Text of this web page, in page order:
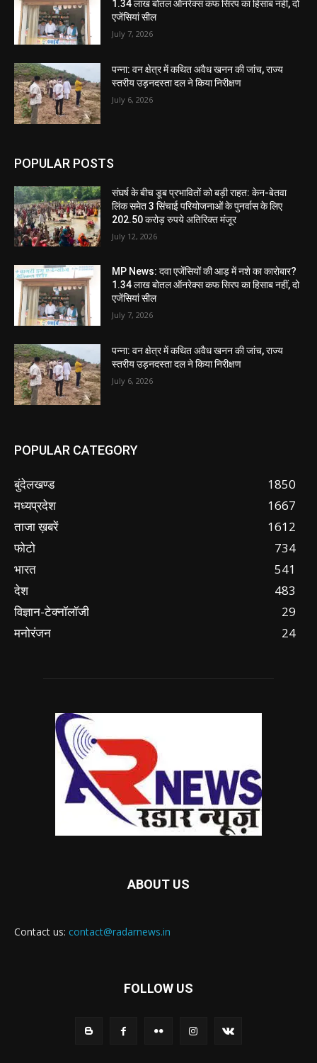
1.34 लाख बोतल ऑनरेक्स कफ सिरप का हिसाब नहीं, दो
एजेंसियां सील
July 7, 2026
पन्ना: वन क्षेत्र में कथित अवैध खनन की जांच, राज्य
स्तरीय उड़नदस्ता दल ने किया निरीक्षण
July 6, 2026
POPULAR POSTS
संघर्ष के बीच डूब प्रभावितों को बड़ी राहत: केन-बेतवा
लिंक समेत 3 सिंचाई परियोजनाओं के पुनर्वास के लिए
202.50 करोड़ रुपये अतिरिक्त मंजूर
July 12, 2026
MP News: दवा एजेंसियों की आड़ में नशे का कारोबार?
1.34 लाख बोतल ऑनरेक्स कफ सिरप का हिसाब नहीं, दो
एजेंसियां सील
July 7, 2026
पन्ना: वन क्षेत्र में कथित अवैध खनन की जांच, राज्य
स्तरीय उड़नदस्ता दल ने किया निरीक्षण
July 6, 2026
POPULAR CATEGORY
बुंदेलखण्ड
1850
मध्यप्रदेश
1667
ताजा ख़बरें
1612
फोटो
734
भारत
541
देश
483
विज्ञान-टेक्नॉलॉजी
29
मनोरंजन
24
ABOUT US
Contact us: contact@radarnews.in
FOLLOW US